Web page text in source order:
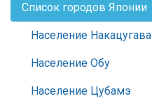
Список городов Японии
Население Накацугава
Население Обу
Население Цубамэ